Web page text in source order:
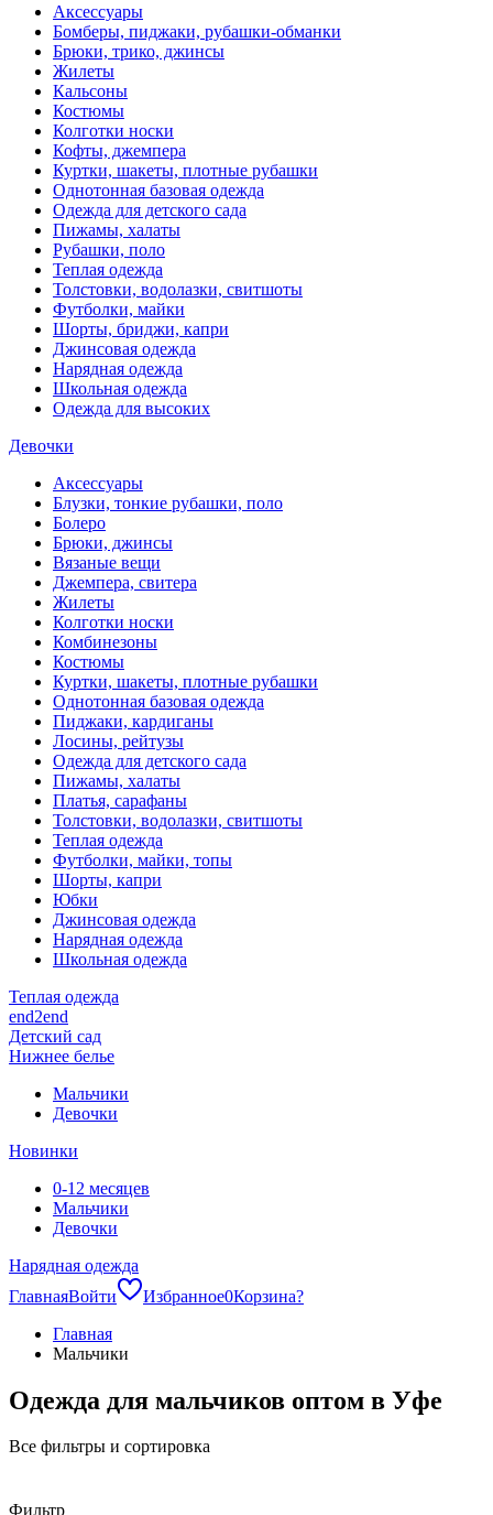
Аксессуары
Бомберы, пиджаки, рубашки-обманки
Брюки, трико, джинсы
Жилеты
Кальсоны
Костюмы
Колготки носки
Кофты, джемпера
Куртки, шакеты, плотные рубашки
Однотонная базовая одежда
Одежда для детского сада
Пижамы, халаты
Рубашки, поло
Теплая одежда
Толстовки, водолазки, свитшоты
Футболки, майки
Шорты, бриджи, капри
Джинсовая одежда
Нарядная одежда
Школьная одежда
Одежда для высоких
Девочки
Аксессуары
Блузки, тонкие рубашки, поло
Болеро
Брюки, джинсы
Вязаные вещи
Джемпера, свитера
Жилеты
Колготки носки
Комбинезоны
Костюмы
Куртки, шакеты, плотные рубашки
Однотонная базовая одежда
Пиджаки, кардиганы
Лосины, рейтузы
Одежда для детского сада
Пижамы, халаты
Платья, сарафаны
Толстовки, водолазки, свитшоты
Теплая одежда
Футболки, майки, топы
Шорты, капри
Юбки
Джинсовая одежда
Нарядная одежда
Школьная одежда
Теплая одежда
end2end
Детский сад
Нижнее белье
Мальчики
Девочки
Новинки
0-12 месяцев
Мальчики
Девочки
Нарядная одежда
ГлавнаяВойти Избранное0Корзина?
Главная
Мальчики
Одежда для мальчиков оптом в Уфе
Все фильтры и сортировка
Фильтр